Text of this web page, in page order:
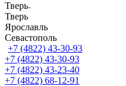
Тверь
Тверь
Ярославль
Севастополь
+7 (4822) 43-30-93
+7 (4822) 43-30-93
+7 (4822) 43-23-40
+7 (4822) 68-12-91